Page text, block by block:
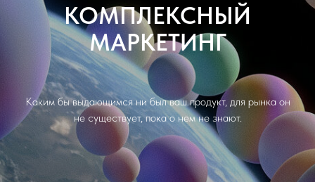
КОМПЛЕКСНЫЙ
МАРКЕТИНГ
Каким бы выдающимся ни был ваш продукт, для рынка он
не существует, пока о нем не знают.